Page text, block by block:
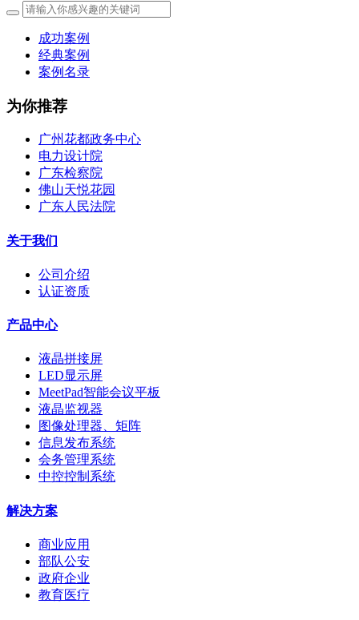
成功案例
经典案例
案例名录
为你推荐
广州花都政务中心
电力设计院
广东检察院
佛山天悦花园
广东人民法院
关于我们
公司介绍
认证资质
产品中心
液晶拼接屏
LED显示屏
MeetPad智能会议平板
液晶监视器
图像处理器、矩阵
信息发布系统
会务管理系统
中控控制系统
解决方案
商业应用
部队公安
政府企业
教育医疗